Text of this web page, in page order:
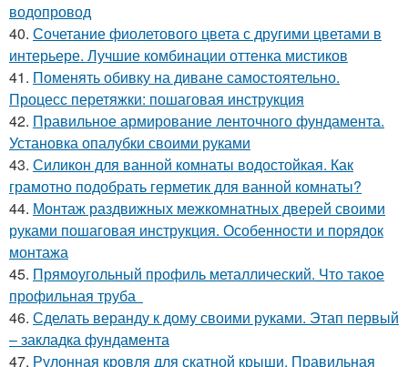
водопровод
40. Сочетание фиолетового цвета с другими цветами в
интерьере. Лучшие комбинации оттенка мистиков
41. Поменять обивку на диване самостоятельно.
Процесс перетяжки: пошаговая инструкция
42. Правильное армирование ленточного фундамента.
Установка опалубки своими руками
43. Силикон для ванной комнаты водостойкая. Как
грамотно подобрать герметик для ванной комнаты?
44. Монтаж раздвижных межкомнатных дверей своими
руками пошаговая инструкция. Особенности и порядок
монтажа
45. Прямоугольный профиль металлический. Что такое
профильная труба
46. Сделать веранду к дому своими руками. Этап первый
– закладка фундамента
47. Рулонная кровля для скатной крыши. Правильная